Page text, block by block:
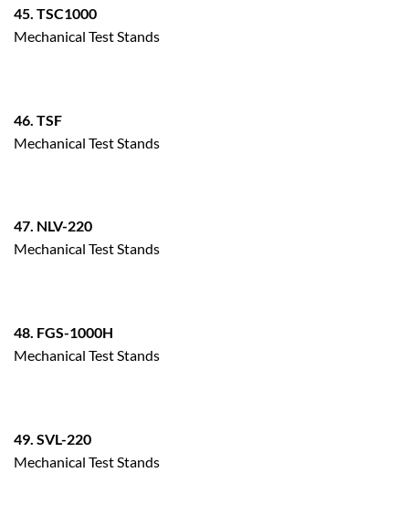
45. TSC1000
Mechanical Test Stands
46. TSF
Mechanical Test Stands
47. NLV-220
Mechanical Test Stands
48. FGS-1000H
Mechanical Test Stands
49. SVL-220
Mechanical Test Stands